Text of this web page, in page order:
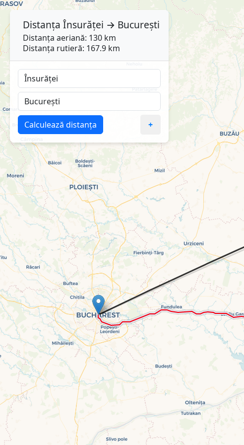
Distanța Însurăței → București
Distanța aeriană: 130 km
Distanța rutieră: 167.9 km
Calculează distanța +